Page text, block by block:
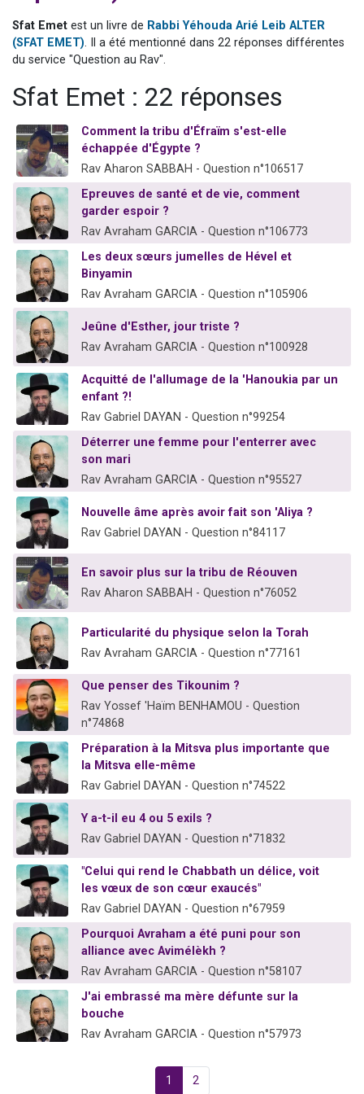
12 nouvelles musiques dans Torah-Box Music
Sfat Emet est un livre de Rabbi Yéhouda Arié Leib ALTER
(SFAT EMET). Il a été mentionné dans 22 réponses différentes
du service "Question au Rav".
Sfat Emet : 22 réponses
Comment la tribu d'Éfraïm s'est-elle
échappée d'Égypte ?
Rav Aharon SABBAH - Question n°106517
Epreuves de santé et de vie, comment
garder espoir ?
Rav Avraham GARCIA - Question n°106773
Les deux sœurs jumelles de Hével et
Binyamin
Rav Avraham GARCIA - Question n°105906
Jeûne d'Esther, jour triste ?
Rav Avraham GARCIA - Question n°100928
Acquitté de l'allumage de la 'Hanoukia par un
enfant ?!
Rav Gabriel DAYAN - Question n°99254
Déterrer une femme pour l'enterrer avec
son mari
Rav Avraham GARCIA - Question n°95527
Nouvelle âme après avoir fait son 'Aliya ?
Rav Gabriel DAYAN - Question n°84117
En savoir plus sur la tribu de Réouven
Rav Aharon SABBAH - Question n°76052
Particularité du physique selon la Torah
Rav Avraham GARCIA - Question n°77161
Que penser des Tikounim ?
Rav Yossef 'Haïm BENHAMOU - Question
n°74868
Préparation à la Mitsva plus importante que
la Mitsva elle-même
Rav Gabriel DAYAN - Question n°74522
Y a-t-il eu 4 ou 5 exils ?
Rav Gabriel DAYAN - Question n°71832
"Celui qui rend le Chabbath un délice, voit
les vœux de son cœur exaucés"
Rav Gabriel DAYAN - Question n°67959
Pourquoi Avraham a été puni pour son
alliance avec Avimélèkh ?
Rav Avraham GARCIA - Question n°58107
J'ai embrassé ma mère défunte sur la
bouche
Rav Avraham GARCIA - Question n°57973
1 2